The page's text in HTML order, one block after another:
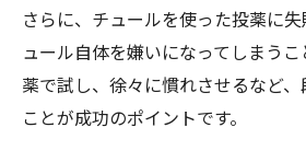
さらに、チュールを使った投薬に
ュール自体を嫌いになってしまう
薬で試し、徐々に慣れさせるなど
ことが成功のポイントです。